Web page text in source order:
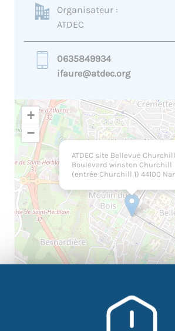
Organisateur :
ATDEC
0635849934
ifaure@atdec.org
ATDEC site Bellevue Churchill
Boulevard winston Churchill
(entrée Churchill 1) 44100
+
−